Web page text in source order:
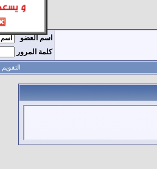
اسم العضو
كلمة المرور
التقويم